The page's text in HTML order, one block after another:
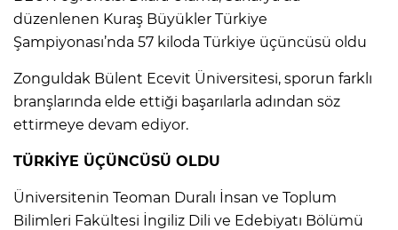
düzenlenen Kuraş Büyükler Türkiye
Şampiyonası’nda 57 kiloda Türkiye üçüncüsü oldu
Zonguldak Bülent Ecevit Üniversitesi, sporun farklı
branşlarında elde ettiği başarılarla adından söz
ettirmeye devam ediyor.
TÜRKİYE ÜÇÜNCÜSÜ OLDU
Üniversitenin Teoman Duralı İnsan ve Toplum
Bilimleri Fakültesi İngiliz Dili ve Edebiyatı Bölümü